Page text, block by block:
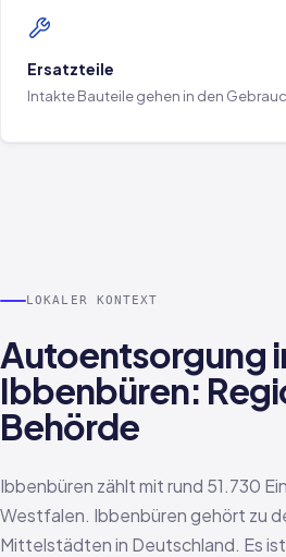
Ersatzteile
Intakte Bauteile gehen in den
LOKALER KONTEXT
Autoentsorgung
Ibbenbüren:
Behörde
Ibbenbüren zählt mit rund 51.730
Westfalen. Ibbenbüren gehört zu
Mittelstädten in Deutschland. Es ist